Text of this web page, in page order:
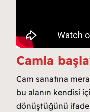
Camla
Cam sanatına
bu alanın kendisi
dönüştüğünü ifade